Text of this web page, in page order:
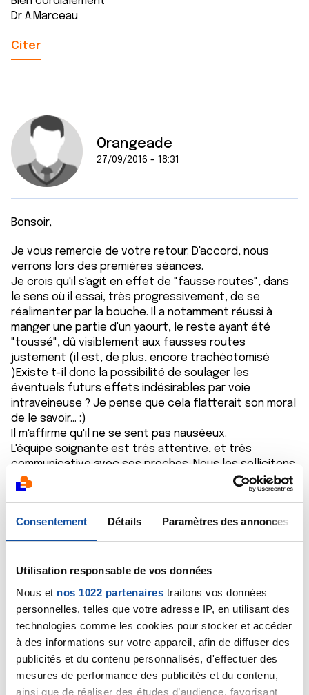
Consentement Détails Paramètres des annonces
Utilisation responsable de vos données
Nous et nos 1022 partenaires traitons vos données
personnelles, telles que votre adresse IP, en utilisant des
technologies comme les cookies pour stocker et accéder
à des informations sur votre appareil, afin de diffuser des
publicités et du contenu personnalisés, d'effectuer des
mesures de performance des publicités et du contenu,
ainsi que de réaliser des études d’audience, favorisant
Dr A.Marceau
Citer
Orangeade
27/09/2016 - 18:31
Bonsoir,
Je vous remercie de votre retour. D'accord, nous
verrons lors des premières séances.
Je crois qu'il s'agit en effet de "fausse routes", dans
le sens où il essai, très progressivement, de se
réalimenter par la bouche. Il a notamment réussi à
manger une partie d'un yaourt, le reste ayant été
"toussé", dû visiblement aux fausses routes
justement (il est, de plus, encore trachéotomisé
)Existe t-il donc la possibilité de soulager les
éventuels futurs effets indésirables par voie
intraveineuse ? Je pense que cela flatterait son moral
de le savoir... :)
Il m'affirme qu'il ne se sent pas nauséeux.
L'équipe soignante est très attentive, et très
communicative avec ses proches. Nous les sollicitons
en effet beaucoup, parfois peut être "trop" mais
tellement d'informations sont à assimiler... J'essaie en
médicale, le reste de la famille, et lui. Et de gérer les
questions administratives de prises en charge
peu). Son moral est bon je crois, nous l'entourons
Merci sincèrement de votre première réponse,
Charlotte
Citer